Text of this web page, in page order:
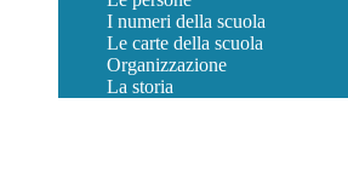
I numeri della scuola
Le carte della scuola
Organizzazione
La storia